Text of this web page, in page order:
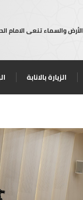
الأرض والسماء تنعى الامام
الزيارة بالانابة